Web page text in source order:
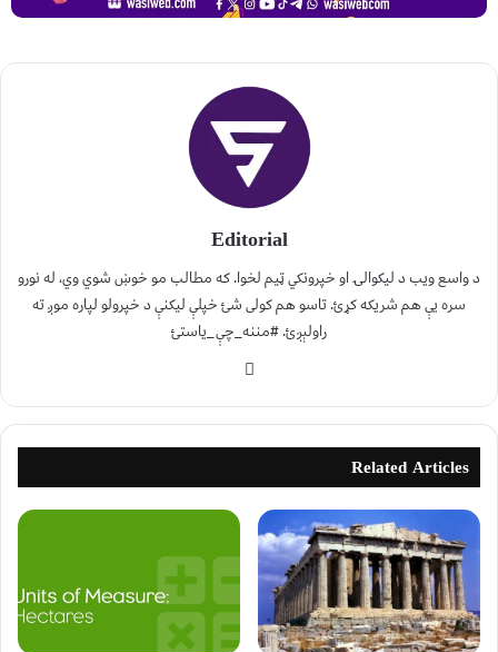
Editorial
د واسع ویب د لیکوالۍ او خپرونکي ټیم لخوا. که مطالب مو خوښ شوي وي، له نورو
سره یې هم شریکه کړئ. تاسو هم کولی شئ خپلې لیکنې د خپرولو لپاره موږ ته
راولېږئ. #مننه_چې_یاستئ
Related Articles